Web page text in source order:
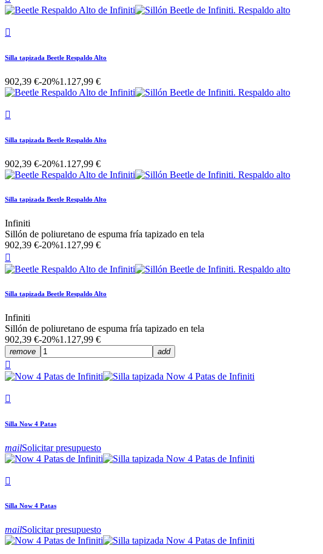

Silla tapizada Beetle Respaldo Alto
902,39 €-20%1.127,99 €

Silla tapizada Beetle Respaldo Alto
902,39 €-20%1.127,99 €
Silla tapizada Beetle Respaldo Alto
Infiniti
Sillón de poliuretano de espuma fría tapizado en tela
902,39 €-20%1.127,99 €

Silla tapizada Beetle Respaldo Alto
Infiniti
Sillón de poliuretano de espuma fría tapizado en tela
902,39 €-20%1.127,99 €
remove add


Silla Now 4 Patas
mailSolicitar presupuesto

Silla Now 4 Patas
mailSolicitar presupuesto